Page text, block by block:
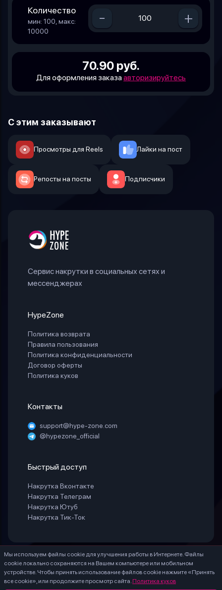
Количество
мин: 100, макс:
10000
- +
70.90 руб.
Для оформления заказаавторизируйтесь
С этим заказывают
Просмотры для Reels Лайки на пост
Репосты на посты Подписчики
Мы используем файлы cookie для улучшения работы в Интернете. Файлы
cookie локально сохраняются на Вашем компьютере или мобильном
устройстве. Чтобы принять использование файлов cookie нажмите «Принять
все cookie», или продолжите просмотр сайта. Политика куков
Сервис накрутки в социальных сетях и
мессенджерах
HypeZone
Политика возврата
Правила пользования
Политика конфиденциальности
Договор оферты
Политика куков
Контакты
support@hype-zone.com
@hypezone_official
Быстрый доступ
Накрутка Вконтакте
Накрутка Телеграм
Накрутка Ютуб
Накрутка Тик-Ток
© 2025 «HypeZone». Все права защищены.
ИП БЕЛАЯ СВЕТЛАНА ГЕННАДИЕВНА ИНН 771888066530 ОГРНИП
324774600203756
* – Meta Platforms Inc. (Facebook, Instagram) - признана экстремистской, ее